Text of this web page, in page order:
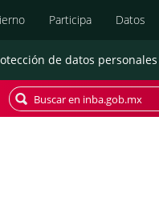
Participa Datos
de datos personales